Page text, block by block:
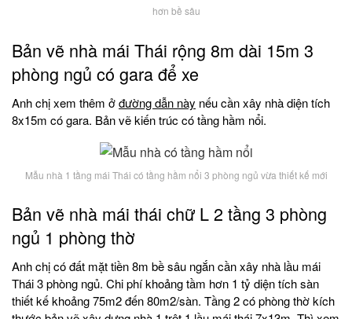
hơn bề sâu
Bản vẽ nhà mái Thái rộng 8m dài 15m 3
phòng ngủ có gara để xe
Anh chị xem thêm ởđường dẫn này nếu cần xây nhà diện tích
8x15m có gara. Bản vẽ kiến trúc có tầng hầm nổi.
Mẫu nhà 1 tầng mái Thái có tầng hầm nổi 3 phòng ngủ vừa thiết kế mới
Bản vẽ nhà mái thái chữ L 2 tầng 3 phòng
ngủ 1 phòng thờ
Anh chị có đất mặt tiền 8m bề sâu ngắn cần xây nhà lầu mái
Thái 3 phòng ngủ. Chi phí khoảng tầm hơn 1 tỷ diện tích sàn
thiết kế khoảng 75m2 đến 80m2/sàn. Tầng 2 có phòng thờ kích